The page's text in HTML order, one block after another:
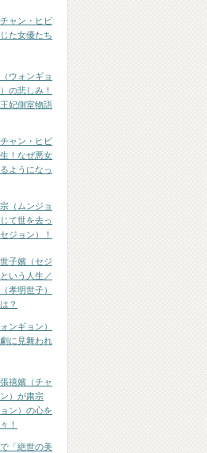
ャン・ヒビ
た女優たち
ウォンギョ
の悲しみ！
妃側室物語
ャン・ヒビ
！なぜ悪女
ようになっ
（ムンジョ
て世を去っ
ジョン）！
世子嬪（セジ
いう人生／
孝明世子）
？
ンギョン）
に見舞われ
張禧嬪（チャ
）が粛宗
ョン）の心を
！
「絶世の美